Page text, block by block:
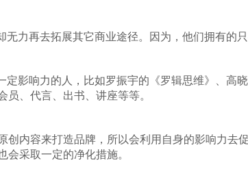
力再去拓展其它商业途径。因为，他们拥有的只
影响力的人，比如罗振宇的《罗辑思维》、高
、代言、出书、讲座等等。
内容来打造品牌，所以会利用自身的影响力去
采取一定的净化措施。